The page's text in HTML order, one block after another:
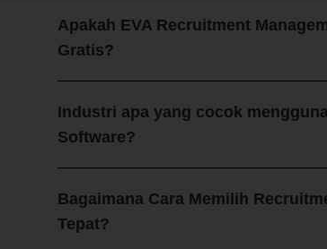
Apakah EVA Recruitment
Gratis?
Industri apa yang cocok
Software?
Bagaimana Cara Memilih
Tepat?